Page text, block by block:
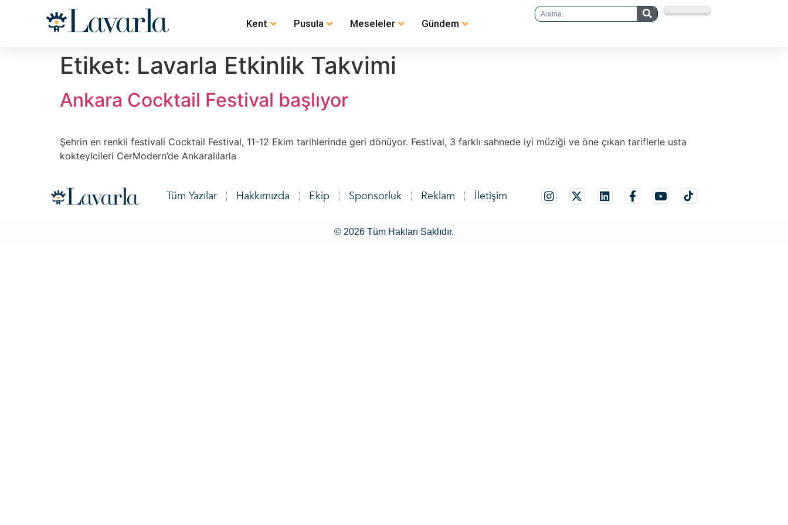
Kent Pusula Meseleler Gündem
Etiket: Lavarla Etkinlik Takvimi
Ankara Cocktail Festival başlıyor
Şehrin en renkli festivali Cocktail Festival, 11-12 Ekim tarihlerinde geri dönüyor. Festival, 3 farklı sahnede iyi müziği ve öne çıkan tariflerle usta
kokteylcileri CerModern’de Ankaralılarla
Tüm Yazılar Hakkımızda Ekip Sponsorluk Reklam İletişim
© 2026 Tüm Hakları Saklıdır.